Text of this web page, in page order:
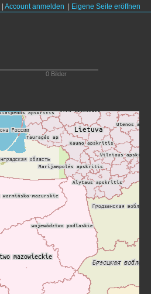
Account anmelden Eigene Seite eröffnen
0 Bilder